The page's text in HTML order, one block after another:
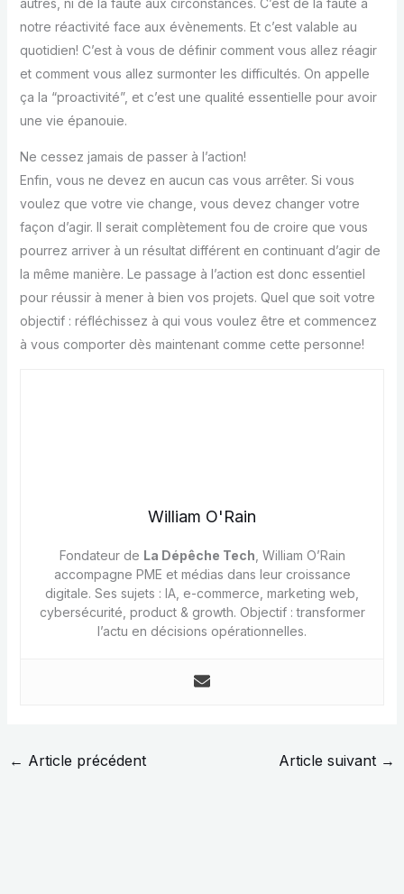
notre réactivité face aux évènements. Et c’est valable au
quotidien! C’est à vous de définir comment vous allez réagir
et comment vous allez surmonter les difficultés. On appelle
ça la “proactivité”, et c’est une qualité essentielle pour avoir
une vie épanouie.
Ne cessez jamais de passer à l’action!
Enfin, vous ne devez en aucun cas vous arrêter. Si vous
voulez que votre vie change, vous devez changer votre
façon d’agir. Il serait complètement fou de croire que vous
pourrez arriver à un résultat différent en continuant d’agir de
la même manière. Le passage à l’action est donc essentiel
pour réussir à mener à bien vos projets. Quel que soit votre
objectif : réfléchissez à qui vous voulez être et commencez
à vous comporter dès maintenant comme cette personne!
William O'Rain
Fondateur de La Dépêche Tech , William O’Rain
accompagne PME et médias dans leur croissance
digitale. Ses sujets : IA, e-commerce, marketing web,
cybersécurité, product & growth. Objectif : transformer
l’actu en décisions opérationnelles.
← Article précédent Article suivant →